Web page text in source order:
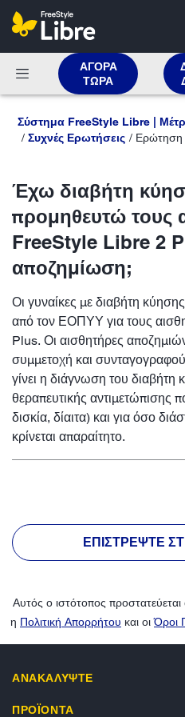
ΑΓΟΡΑ
ΤΩΡΑ
Σύστημα FreeStyle Libre |
Συχνές Ερωτήσεις
Ερώτηση
Έχω διαβήτη
προμηθευτώ τους
FreeStyle Libre 2
αποζημίωση;
Οι γυναίκες με διαβήτη
από τον ΕΟΠΥΥ για τους
Plus. Οι αισθητήρες
συμμετοχή και
γίνει η διάγνωση του διαβήτη
θεραπευτικής αντιμετώπισης
δισκία, δίαιτα) και για όσο
κρίνεται απαραίτητο.
ΕΠΙΣΤΡΈΨΤΕ
Αυτός ο ιστότοπος
η Πολιτική Απορρήτου και οιΌροι
ΑΝΑΚΑΛΥΨΤΕ
ΠΡΟΪΟΝΤΑ